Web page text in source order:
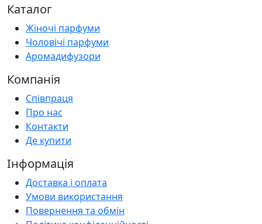
Каталог
Жіночі парфуми
Чоловічі парфуми
Аромадифузори
Компанія
Співпраця
Про нас
Контакти
Де купити
Інформація
Доставка і оплата
Умови використання
Повернення та обмін